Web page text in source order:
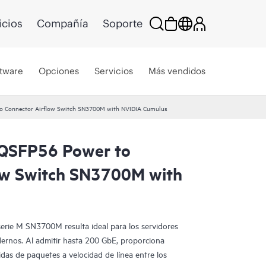
Compañía Soporte
Opciones Servicios Más vendidos
Connector Airflow Switch SN3700M with NVIDIA Cumulus
Power to
Switch SN3700M with
M SN3700M resulta ideal para los servidores
Al admitir hasta 200 GbE, proporciona
de paquetes a velocidad de línea entre los